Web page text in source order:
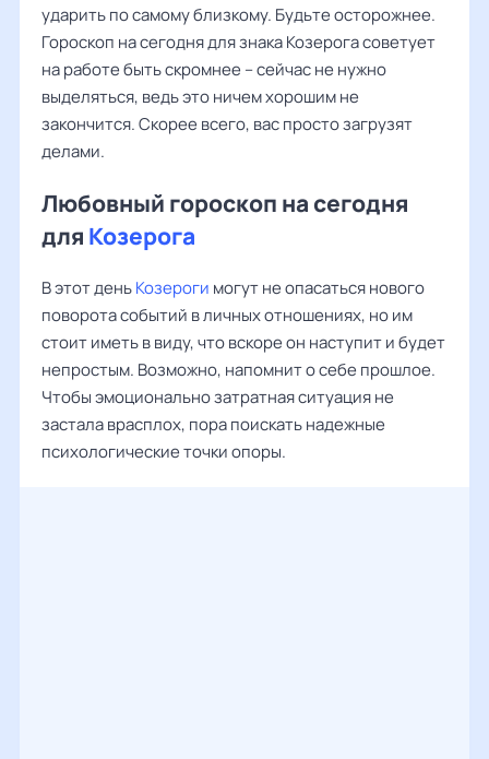
ударить по самому близкому. Будьте осторожнее.
Гороскоп на сегодня для знака Козерога советует
на работе быть скромнее – сейчас не нужно
выделяться, ведь это ничем хорошим не
закончится. Скорее всего, вас просто загрузят
делами.
Любовный гороскоп на сегодня
для Козерога
В этот деньКозероги могут не опасаться нового
поворота событий в личных отношениях, но им
стоит иметь в виду, что вскоре он наступит и будет
непростым. Возможно, напомнит о себе прошлое.
Чтобы эмоционально затратная ситуация не
застала врасплох, пора поискать надежные
психологические точки опоры.